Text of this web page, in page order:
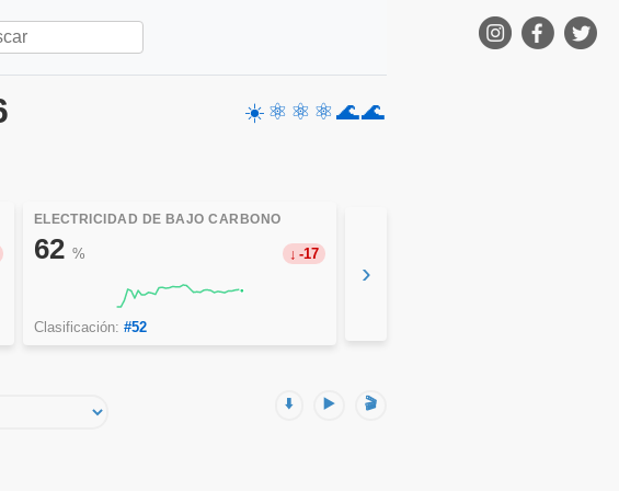
☀️ ⚛️ ⚛️ ⚛️🌊🌊
ELECTRICIDAD DE BAJO CARBONO
62 % -17
Clasificación: #52
›
⬇️ ▶️ 🎬